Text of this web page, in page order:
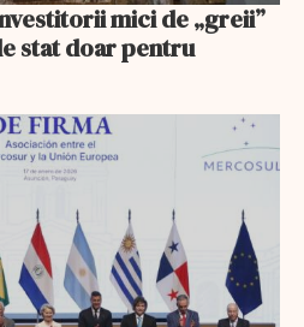
mici de „greii”
stat doar pentru